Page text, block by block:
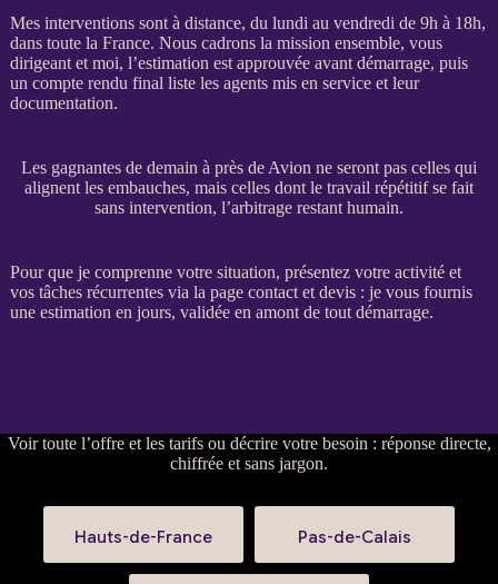
Mes interventions sont à distance, du lundi au vendredi de 9h à 18h,
dans toute la France. Nous cadrons la mission ensemble, vous
dirigeant et moi, l’estimation est approuvée avant démarrage, puis
un compte rendu final liste les agentsmis en service et leur
documentation.
Les gagnantes de demain à près de Avion ne seront pas celles qui
alignent les embauches, mais celles dont le travail répétitif se fait
sans intervention, l’arbitrage restant humain.
Pour que je comprenne votre situation, présentez votre activité et
vos tâches récurrentes via la page contact et devis: je vous fournis
une estimation en jours, validée en amont de tout démarrage.
Voirtoute l’offre et les tarifsou décrire votre besoin : réponse directe,
chiffrée et sans jargon.
Hauts-de-France Pas-de-Calais